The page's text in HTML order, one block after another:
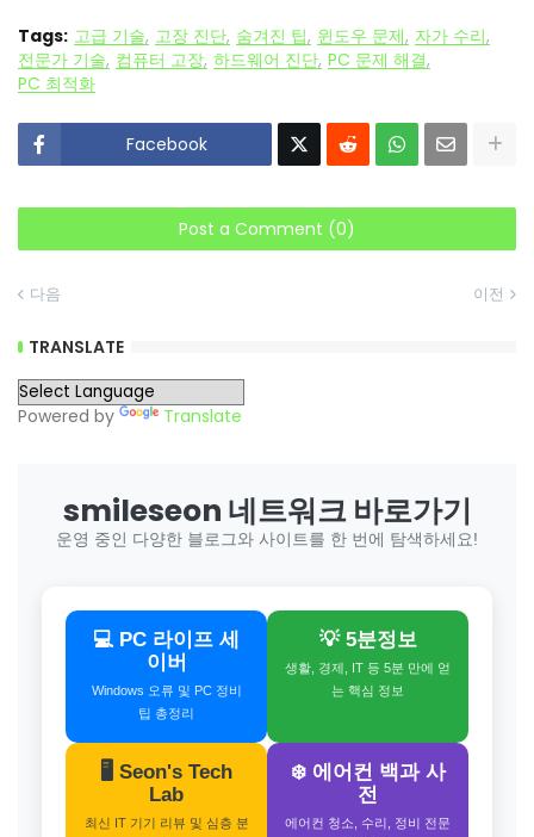
Tags: 고급 기술 고장 진단 숨겨진 팁 윈도우 문제 자가 수리
전문가 기술 컴퓨터 고장 하드웨어 진단 PC 문제 해결
PC 최적화
Facebook
Post a Comment (0)
다음 이전
TRANSLATE
Powered by Translate
smileseon 네트워크 바로가기
운영 중인 다양한 블로그와 사이트를 한 번에 탐색하세요!
💻 PC 라이프 세
이버
Windows 오류 및 PC 정비
팁 총정리
💡 5분정보
생활, 경제, IT 등 5분 만에 얻
는 핵심 정보
🖥️ Seon's Tech
Lab
최신 IT 기기 리뷰 및 심층 분
❄️ 에어컨 백과 사
전
에어컨 청소, 수리, 정비 전문